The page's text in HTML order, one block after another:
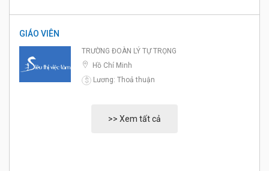
GIÁO VIÊN
TRƯỜNG ĐOÀN LÝ TỰ TRỌNG
Hồ Chí Minh
$
Lương: Thoả thuận
>> Xem tất cả